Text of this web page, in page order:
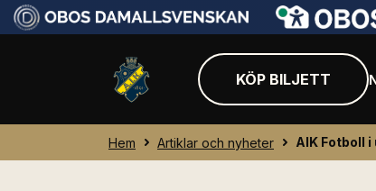
KÖP BILJETT
Hem Artiklar och nyheter AIK Fotboll